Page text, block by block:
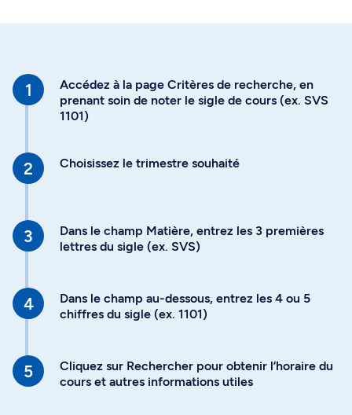
Accédez à la page Critères de recherche, en
prenant soin de noter le sigle de cours (ex. SVS
1101)
Choisissez le trimestre souhaité
Dans le champ Matière, entrez les 3 premières
lettres du sigle (ex. SVS)
Dans le champ au-dessous, entrez les 4 ou 5
chiffres du sigle (ex. 1101)
Cliquez sur Rechercher pour obtenir l’horaire du
cours et autres informations utiles